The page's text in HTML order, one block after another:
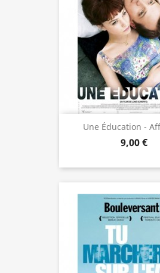
Une Éducation -
9,00 €